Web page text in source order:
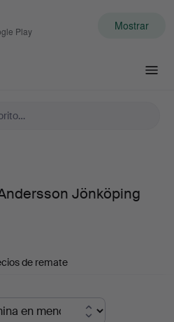
Play Mostrar
Jönköping
de remate